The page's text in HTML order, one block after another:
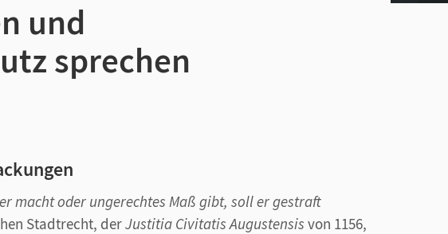
und
sprechen
macht oder ungerechtes Maß gibt, soll er gestraft
Stadtrecht, derJustitia Civitatis Augustensis von 1156,